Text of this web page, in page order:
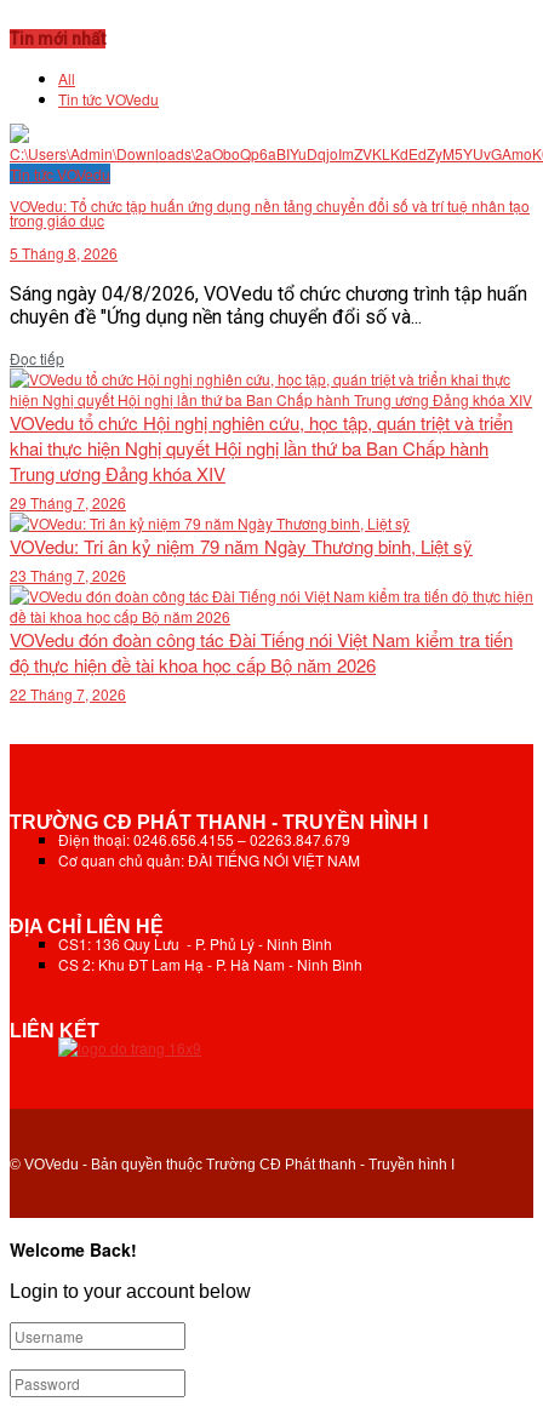
Tin mới nhất
All
Tin tức VOVedu
Tin tức VOVedu
VOVedu: Tổ chức tập huấn ứng dụng nền tảng chuyển đổi số và trí tuệ nhân tạo
trong giáo dục
5 Tháng 8, 2026
Sáng ngày 04/8/2026, VOVedu tổ chức chương trình tập huấn
chuyên đề "Ứng dụng nền tảng chuyển đổi số và...
Đọc tiếpDetails
VOVedu tổ chức Hội nghị nghiên cứu, học tập, quán triệt và triển
khai thực hiện Nghị quyết Hội nghị lần thứ ba Ban Chấp hành
Trung ương Đảng khóa XIV
29 Tháng 7, 2026
VOVedu: Tri ân kỷ niệm 79 năm Ngày Thương binh, Liệt sỹ
23 Tháng 7, 2026
VOVedu đón đoàn công tác Đài Tiếng nói Việt Nam kiểm tra tiến
độ thực hiện đề tài khoa học cấp Bộ năm 2026
22 Tháng 7, 2026
TRƯỜNG CĐ PHÁT THANH - TRUYỀN HÌNH I
Điện thoại: 0246.656.4155 – 02263.847.679
Cơ quan chủ quản: ĐÀI TIẾNG NÓI VIỆT NAM
ĐỊA CHỈ LIÊN HỆ
CS1: 136 Quy Lưu - P. Phủ Lý - Ninh Bình
CS 2: Khu ĐT Lam Hạ - P. Hà Nam - Ninh Bình
LIÊN KẾT
© VOVedu - Bản quyền thuộc Trường CĐ Phát thanh - Truyền hình I
Welcome Back!
Login to your account below